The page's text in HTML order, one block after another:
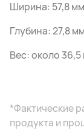
Ширина: 57,8 мм
Глубина: 27,8 мм
Вес: около 36,5
*Фактические
продукта и